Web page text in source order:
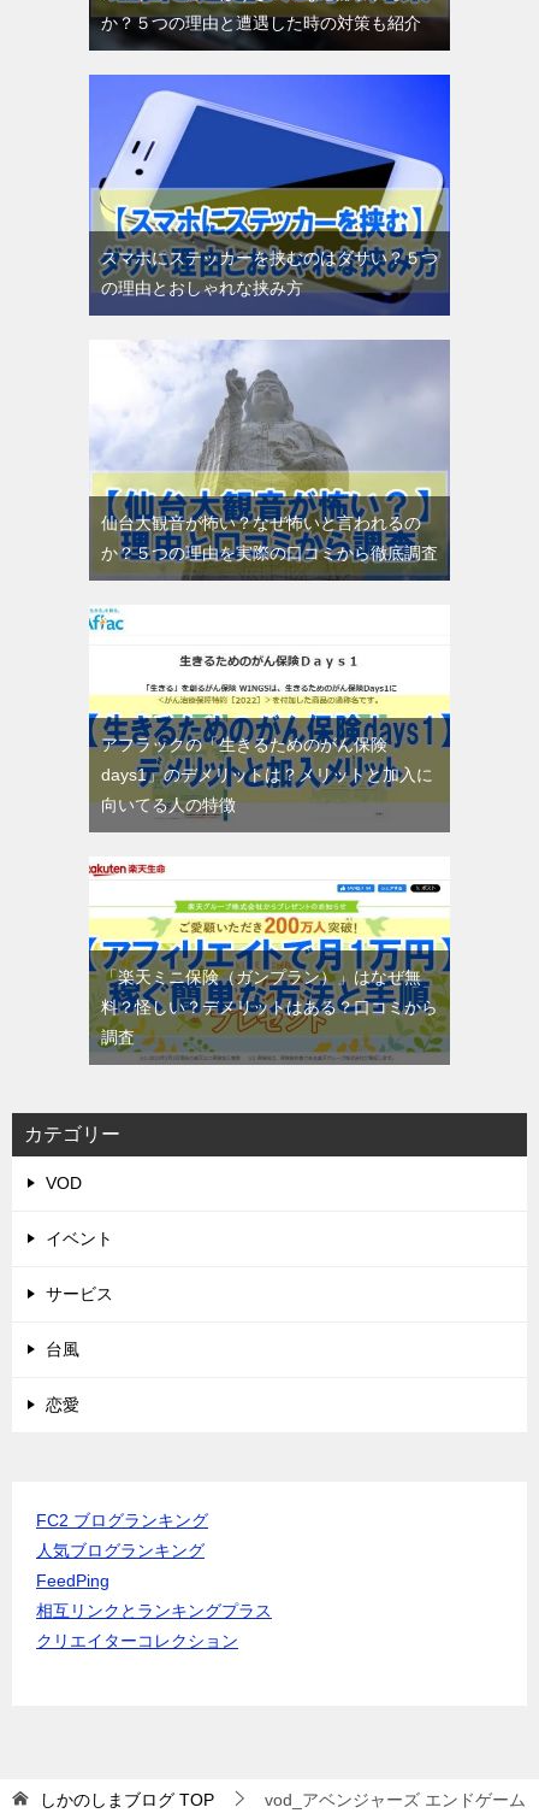
か？５つの理由と遭遇した時の対策も紹介
スマホにステッカーを挟むのはダサい？５つ
の理由とおしゃれな挟み方
仙台大観音が怖い？なぜ怖いと言われるの
か？５つの理由を実際の口コミから徹底調査
アフラックの「生きるためのがん保険
days1」のデメリットは？メリットと加入に
向いてる人の特徴
「楽天ミニ保険（ガンプラン）」はなぜ無
料？怪しい？デメリットはある？口コミから
調査
カテゴリー
VOD
イベント
サービス
台風
恋愛
FC2 ブログランキング
人気ブログランキング
FeedPing
相互リンクとランキングプラス
クリエイターコレクション
しかのしまブログ TOP vod_アベンジャーズ エンドゲーム